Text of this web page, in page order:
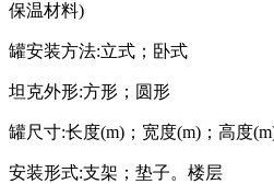
保温材料)
罐安装方法:立式；卧式
坦克外形:方形；圆形
罐尺寸:长度(m)；宽度(m)；高度
安装形式:支架；垫子。楼层